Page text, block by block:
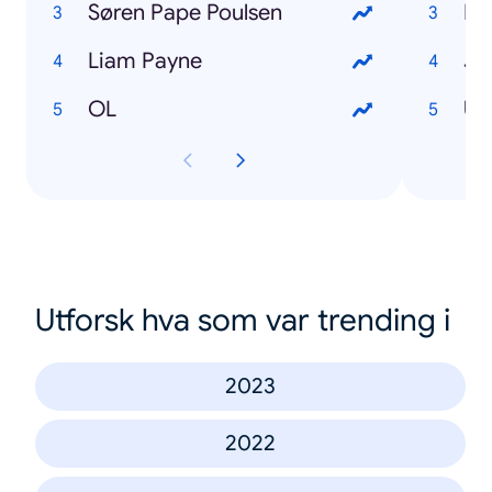
Søren Pape Poulsen
Liam Payne
OL
Utforsk hva som var trending i
2023
2022